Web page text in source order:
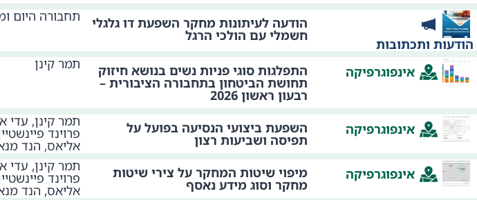
הודעות ותכתובות
הודעה לעיתונות מחקר השפעת דו גלגלי
חשמלי עם הולכי הרגל
תחבורה היום
אינפוגרפיקה התפלגות סוגי פניות נשים בנושא חיזוק
תחושת הביטחון בתחבורה הציבורית –
רבעון ראשון 2026
תמר קינן
אינפוגרפיקה השפעת ביצועי הנסיעה בפועל על
תפיסה ושביעות רצון
תמר קינן, עדי
פרוינד
אליאס, הנד
אינפוגרפיקה
מיפוי שיטות המחקר על צירי שיטות
מחקר וסוג מידע נאסף
תמר קינן, עדי
פרוינד
אליאס, הנד